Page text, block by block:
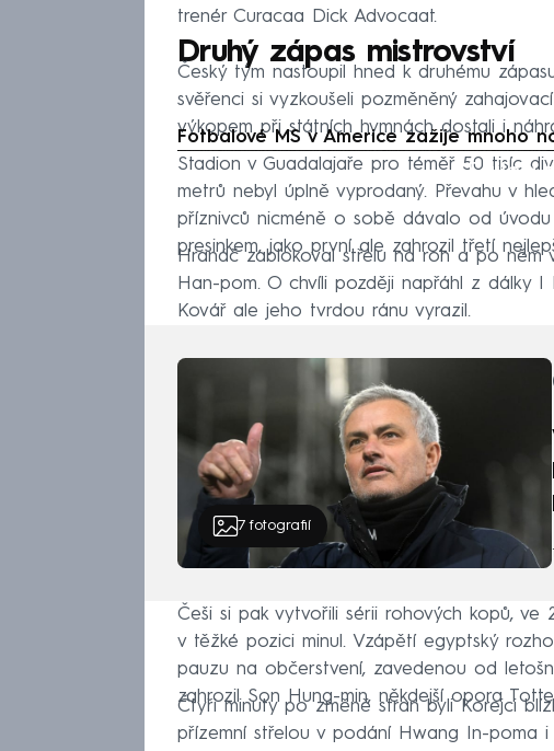
trenér Curacaa Dick Advocaat.
Druhý zápas mistrovství
Český tým nastoupil hned k druhému
svěřenci si vyzkoušeli pozměněný
výkopem při státních hymnách dostali i
Fotbalové MS v Americe zažije mnoho
Failed
Stadion v Guadalajaře pro téměř 50 tisíc
metrů nebyl úplně vyprodaný. Převahu v
příznivců nicméně o sobě dávalo od úvodu
presinkem, jako první ale zahrozil třetí
Hranáč zablokoval střelu na roh a po něm
Han-pom. O chvíli později napřáhl z dálky I
Kovář ale jeho tvrdou ránu vyrazil.
7 fotografií
Češi si pak vytvořili sérii rohových kopů, ve
v těžké pozici minul. Vzápětí egyptský
pauzu na občerstvení, zavedenou od
zahrozil Son Hung-min, někdejší opora
Čtyři minuty po změně stran byli Korejci
přízemní střelou v podání Hwang In-poma